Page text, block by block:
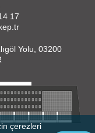
çerezleri
17
Yolu, 03200